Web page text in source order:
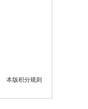
本版积分规则